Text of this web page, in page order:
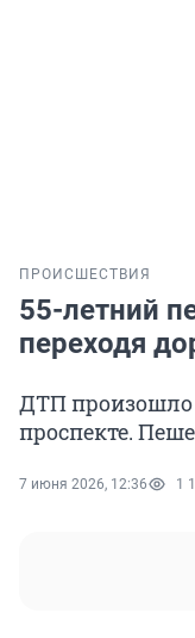
ПРОИСШЕСТВИЯ
55-летний
переходя
ДТП
проспекте.
7 июня 2026, 12:36 1